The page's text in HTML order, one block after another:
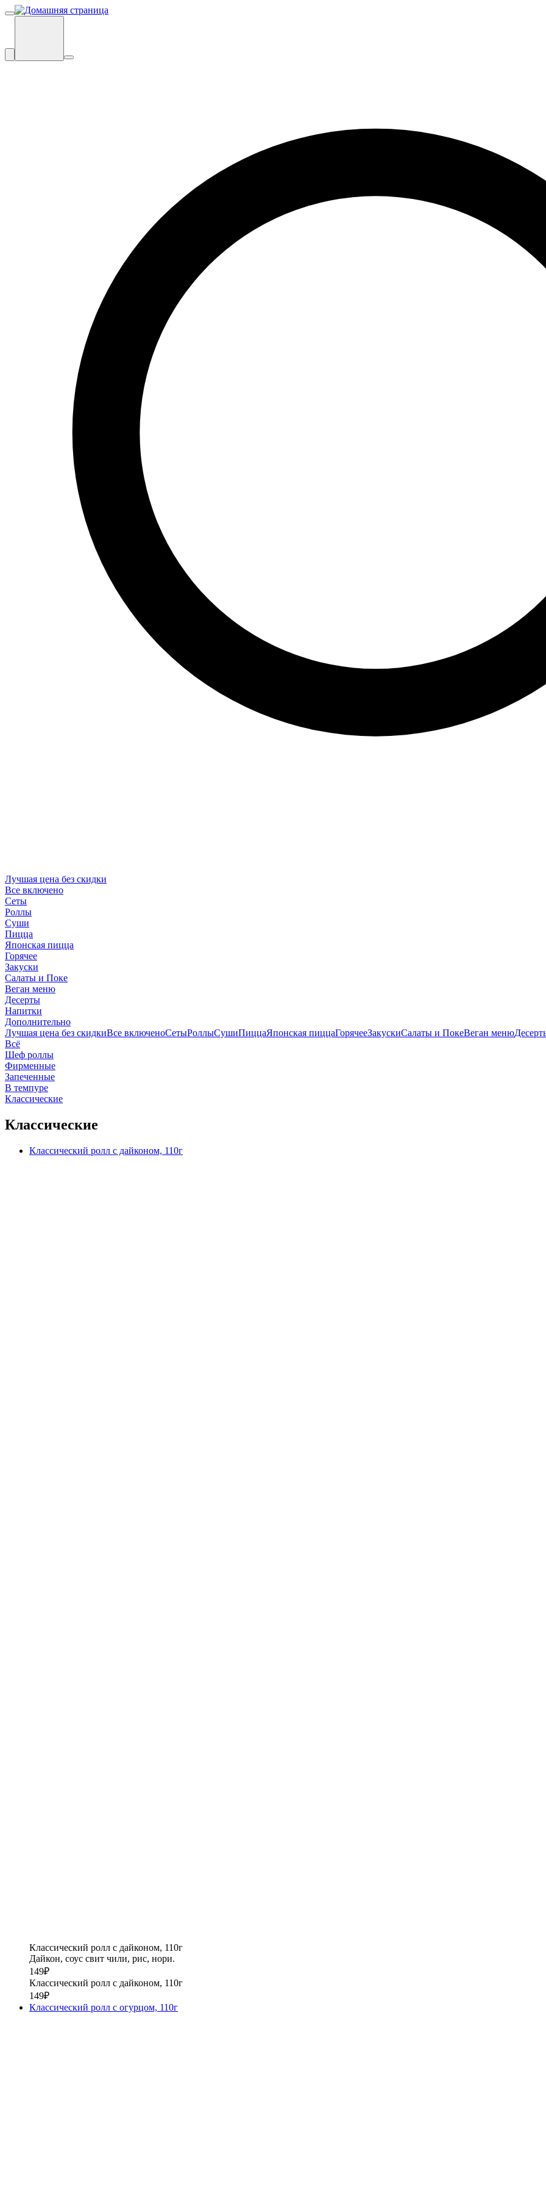
Лучшая цена без скидки
Все включено
Сеты
Роллы
Суши
Пицца
Японская пицца
Горячее
Закуски
Салаты и Поке
Веган меню
Десерты
Напитки
Дополнительно
Лучшая цена без скидкиВсе включеноСетыРоллыСушиПиццаЯпонская пиццаГорячееЗакускиСалаты и ПокеВеган меню
Всё
Шеф роллы
Фирменные
Запеченные
В темпуре
Классические
Классические
Классический ролл с дайконом, 110г
Классический ролл с дайконом, 110г
Дайкон, соус свит чили, рис, нори.
149₽
Классический ролл с дайконом, 110г
149₽
Классический ролл с огурцом, 110г